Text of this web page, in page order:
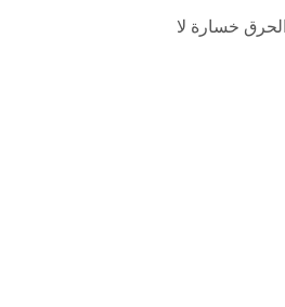
خسارة لا